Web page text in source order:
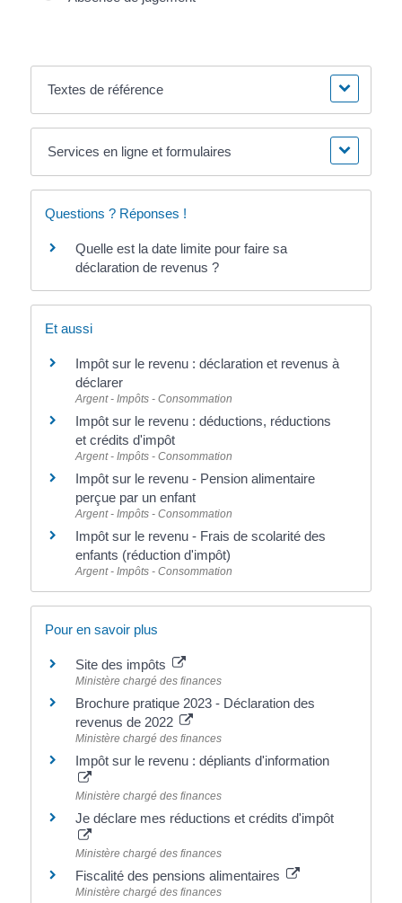
Textes de référence
Services en ligne et formulaires
Questions ? Réponses !
Quelle est la date limite pour faire sa
déclaration de revenus ?
Et aussi
Impôt sur le revenu : déclaration et revenus à
déclarer
Argent - Impôts - Consommation
Impôt sur le revenu : déductions, réductions
et crédits d'impôt
Argent - Impôts - Consommation
Impôt sur le revenu - Pension alimentaire
perçue par un enfant
Argent - Impôts - Consommation
Impôt sur le revenu - Frais de scolarité des
enfants (réduction d'impôt)
Argent - Impôts - Consommation
Pour en savoir plus
Site des impôts
Ministère chargé des finances
Brochure pratique 2023 - Déclaration des
revenus de 2022
Ministère chargé des finances
Impôt sur le revenu : dépliants d'information
Ministère chargé des finances
Je déclare mes réductions et crédits d'impôt
Ministère chargé des finances
Fiscalité des pensions alimentaires
Ministère chargé des finances